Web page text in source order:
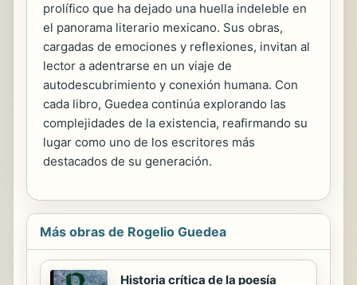
prolífico que ha dejado una huella indeleble en
el panorama literario mexicano. Sus obras,
cargadas de emociones y reflexiones, invitan al
lector a adentrarse en un viaje de
autodescubrimiento y conexión humana. Con
cada libro, Guedea continúa explorando las
complejidades de la existencia, reafirmando su
lugar como uno de los escritores más
destacados de su generación.
Más obras de Rogelio Guedea
Historia crítica de la poesía